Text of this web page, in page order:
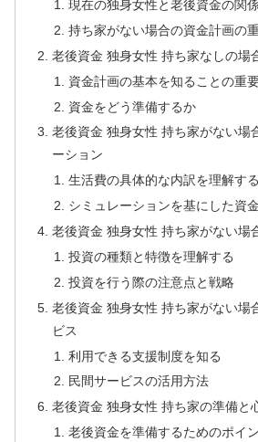
現在の独身女性と老後資金の関
持ち家がない場合の資金計画の
老後資金 独身女性 持ち家なしの場
資金計画の基本を知ることの重
資金をどう準備するか
老後資金 独身女性 持ち家がない場
ーション
生活費の具体的な内訳を理解する
シミュレーションを基にした資
老後資金 独身女性 持ち家がない場
投資の種類と特徴を理解する
投資を行う際の注意点と戦略
老後資金 独身女性 持ち家がない場
ビス
利用できる支援制度を知る
民間サービスの活用方法
老後資金 独身女性 持ち家の準備と
老後資金を準備するためのポイ